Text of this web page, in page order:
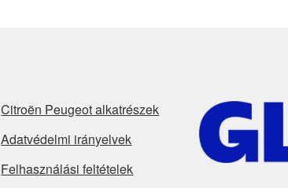
Citroën Peugeot alkatrészek
Adatvédelmi irányelvek
Felhasználási feltételek